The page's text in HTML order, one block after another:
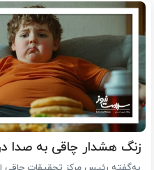
زنگ هشدار چاقی به صدا